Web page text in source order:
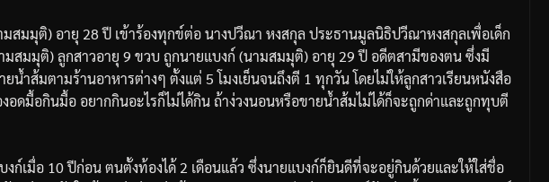
สมมุติ) อายุ 28 ปี เข้าร้องทุกข์ต่อ นางปวีณา หงสกุล ประธานมูลนิธิปวีณาหงสกุลเพื่อเด็ก
มสมมุติ) ลูกสาวอายุ 9 ขวบ ถูกนายแบงก์ (นามสมมุติ) อายุ 29 ปี อดีตสามีของตน ซึ่งมี
ยน้ำส้มตามร้านอาหารต่างๆ ตั้งแต่ 5 โมงเย็นจนถึงตี 1 ทุกวัน โดยไม่ให้ลูกสาวเรียนหนังสือ
อดมื้อกินมื้อ อยากกินอะไรก็ไม่ได้กิน ถ้าง่วงนอนหรือขายน้ำส้มไม่ได้ก็จะถูกด่าและถูกทุบตี
ก์เมื่อ 10 ปีก่อน ตนตั้งท้องได้ 2 เดือนแล้ว ซึ่งนายแบงก์ก็ยินดีที่จะอยู่กินด้วยและให้ใส่ชื่อ